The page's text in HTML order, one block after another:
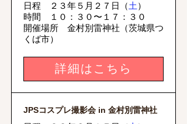
日程 ２３年５月２７日（土）
時間
１０：３０〜１７：３０
開催場所 ​ 金村別雷神社（茨城県つ
くば市）
詳細はこちら
JPSコスプレ撮影会 in 金村別雷神社